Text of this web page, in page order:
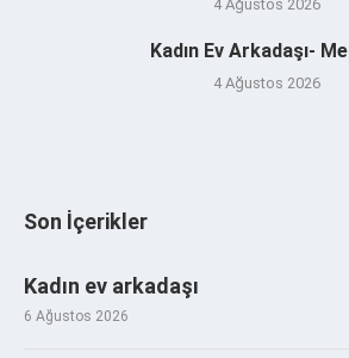
4 Ağustos 2026
Kadın Ev Arkadaşı-
4 Ağustos 2026
Son İçerikler
Kadın ev arkadaşı
6 Ağustos 2026